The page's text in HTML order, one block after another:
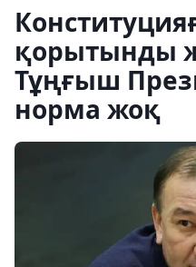
қорытынды
Тұңғыш
норма жоқ